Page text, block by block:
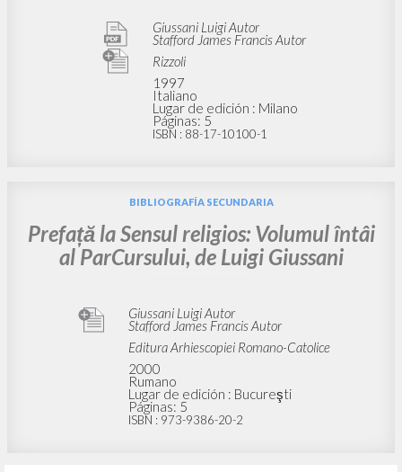
Giussani Luigi Autor
Stafford James Francis Autor
Rizzoli
1997
Italiano
Lugar de edición : Milano
Páginas: 5
ISBN : 88-17-10100-1
BIBLIOGRAFÍA SECUNDARIA
Prefață la Sensul religios: Volumul întâi
al ParCursului, de Luigi Giussani
Giussani Luigi Autor
Stafford James Francis Autor
Editura Arhiescopiei Romano-Catolice
2000
Rumano
Lugar de edición : Bucureşti
Páginas: 5
ISBN : 973-9386-20-2